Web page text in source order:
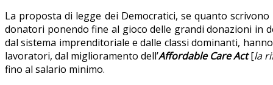
La proposta di legge dei Democratici, se quanto
donatori ponendo fine al gioco delle grandi donazioni in
dal sistema imprenditoriale e dalle classi dominanti,
lavoratori, dal miglioramento dell’Affordable Care Act [la
fino al salario minimo.